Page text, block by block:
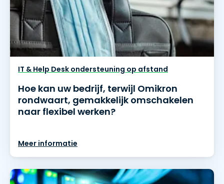
IT & Help Desk ondersteuning op afstand
Hoe kan uw bedrijf, terwijl Omikron
rondwaart, gemakkelijk omschakelen
naar flexibel werken?
Meer informatie